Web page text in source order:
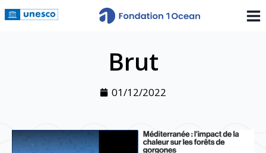
Brut
01/12/2022